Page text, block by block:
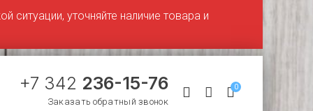
+7 342 236-15-76
Заказать обратный звонок
0
ситуации, уточняйте наличие товара и